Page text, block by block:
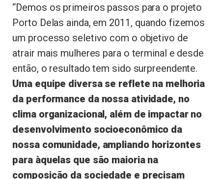
“Demos os primeiros passos para o projeto
Porto Delas ainda, em 2011, quando fizemos
um processo seletivo com o objetivo de
atrair mais mulheres para o terminal e desde
então, o resultado tem sido surpreendente.
Uma equipe diversa se reflete na melhoria
da performance da nossa atividade, no
clima organizacional, além de impactar no
desenvolvimento socioeconômico da
nossa comunidade, ampliando horizontes
para àquelas que são maioria na
composição da sociedade e precisam